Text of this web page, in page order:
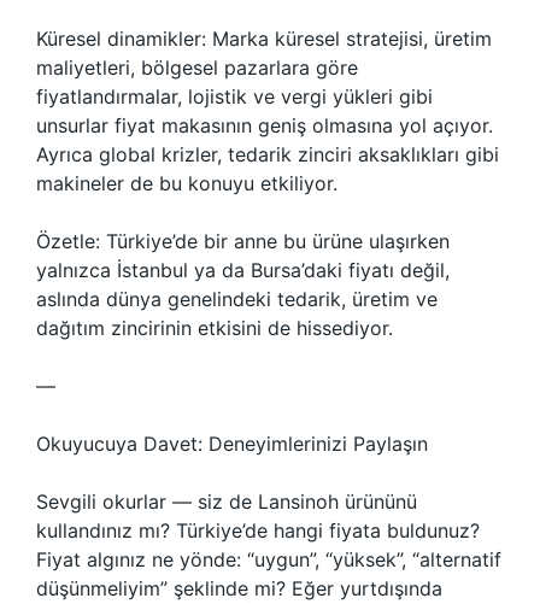
Küresel dinamikler: Marka küresel stratejisi, üretim
maliyetleri, bölgesel pazarlara göre
fiyatlandırmalar, lojistik ve vergi yükleri gibi
unsurlar fiyat makasının geniş olmasına yol açıyor.
Ayrıca global krizler, tedarik zinciri aksaklıkları gibi
makineler de bu konuyu etkiliyor.
Özetle: Türkiye’de bir anne bu ürüne ulaşırken
yalnızca İstanbul ya da Bursa’daki fiyatı değil,
aslında dünya genelindeki tedarik, üretim ve
dağıtım zincirinin etkisini de hissediyor.
—
Okuyucuya Davet: Deneyimlerinizi Paylaşın
Sevgili okurlar — siz de Lansinoh ürününü
kullandınız mı? Türkiye’de hangi fiyata buldunuz?
Fiyat algınız ne yönde: “uygun”, “yüksek”, “alternatif
düşünmeliyim” şeklinde mi? Eğer yurtdışında